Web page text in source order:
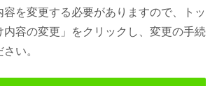
容を変更する必要がありますので、トッ
内容の変更」をクリックし、変更の手続
い。